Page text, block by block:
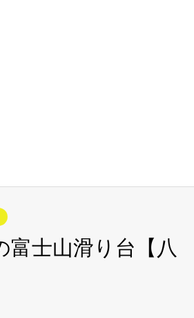
富士山滑り台【八